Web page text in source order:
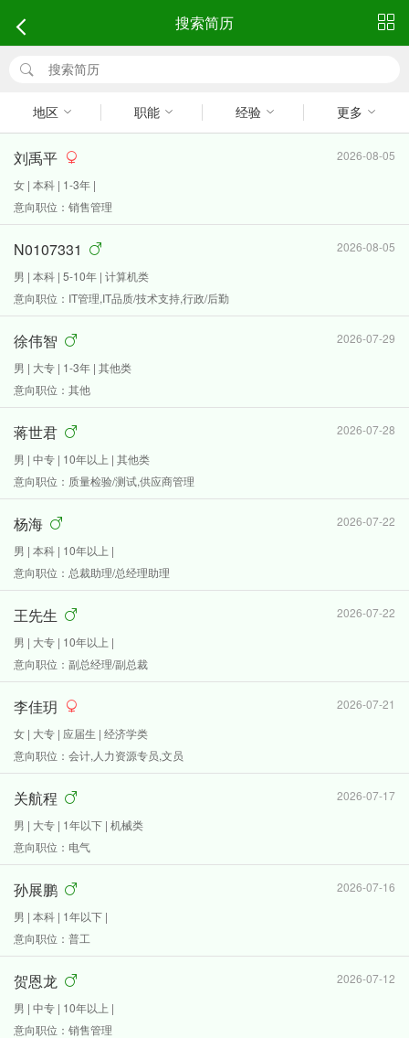
搜索简历
地区 职能 经验 更多
刘禹平
2026-08-05
女 | 本科 | 1-3年 |
意向职位：销售管理
N0107331
2026-08-05
男 | 本科 | 5-10年 | 计算机类
意向职位：IT管理,IT品质/技术支持,行政/后勤
徐伟智
2026-07-29
男 | 大专 | 1-3年 | 其他类
意向职位：其他
蒋世君
2026-07-28
男 | 中专 | 10年以上 | 其他类
意向职位：质量检验/测试,供应商管理
杨海
2026-07-22
男 | 本科 | 10年以上 |
意向职位：总裁助理/总经理助理
王先生
2026-07-22
男 | 大专 | 10年以上 |
意向职位：副总经理/副总裁
李佳玥
2026-07-21
女 | 大专 | 应届生 | 经济学类
意向职位：会计,人力资源专员,文员
关航程
2026-07-17
男 | 大专 | 1年以下 | 机械类
意向职位：电气
孙展鹏
2026-07-16
男 | 本科 | 1年以下 |
意向职位：普工
贺恩龙
2026-07-12
男 | 中专 | 10年以上 |
意向职位：销售管理